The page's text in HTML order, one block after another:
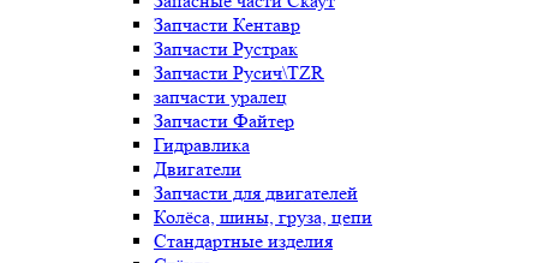
Запчасти Кентавр
Запчасти Рустрак
Запчасти Русич\TZR
запчасти уралец
Запчасти Файтер
Гидравлика
Двигатели
Запчасти для двигателей
Колёса, шины, груза, цепи
Стандартные изделия